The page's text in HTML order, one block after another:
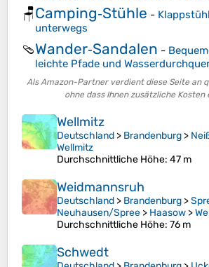
🪑Camping‑Stühle -
unterwegs
🩴Wander‑Sandalen -
leichte Pfade und
Als Amazon-Partner verdient diese Seite an
ohne dass Ihnen zusätzliche Kosten
Wellmitz
Deutschland > Brandenburg >
Wellmitz
Durchschnittliche Höhe: 47 m
Weidmannsruh
Deutschland > Brandenburg >
Neuhausen/Spree > Haasow >
Durchschnittliche Höhe: 76 m
Schwedt